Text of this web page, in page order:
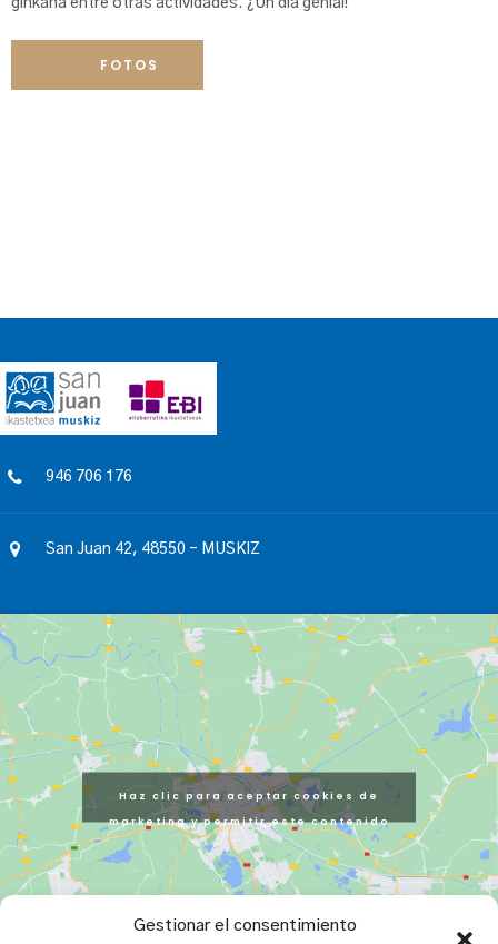
Gestionar el consentimiento
ginkana entre otras actividades. ¿Un día genial!
FOTOS
946 706 176
San Juan 42, 48550 – MUSKIZ
Haz clic para aceptar cookies de
marketing y permitir este contenido